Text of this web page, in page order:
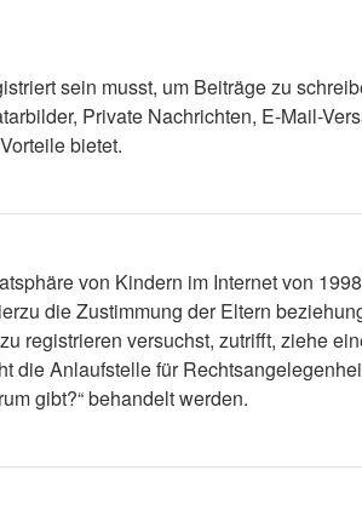
sein musst, um Beiträge zu
Private Nachrichten, E-Mail-
bietet.
von Kindern im Internet von
die Zustimmung der Eltern
registrieren versuchst, zutrifft, ziehe
Anlaufstelle für
gibt?“ behandelt werden.